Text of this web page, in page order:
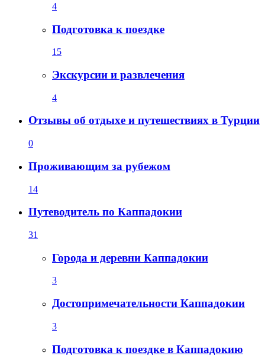
4
Подготовка к поездке
15
Экскурсии и развлечения
4
Отзывы об отдыхе и путешествиях в Турции
0
Проживающим за рубежом
14
Путеводитель по Каппадокии
31
Города и деревни Каппадокии
3
Достопримечательности Каппадокии
3
Подготовка к поездке в Каппадокию